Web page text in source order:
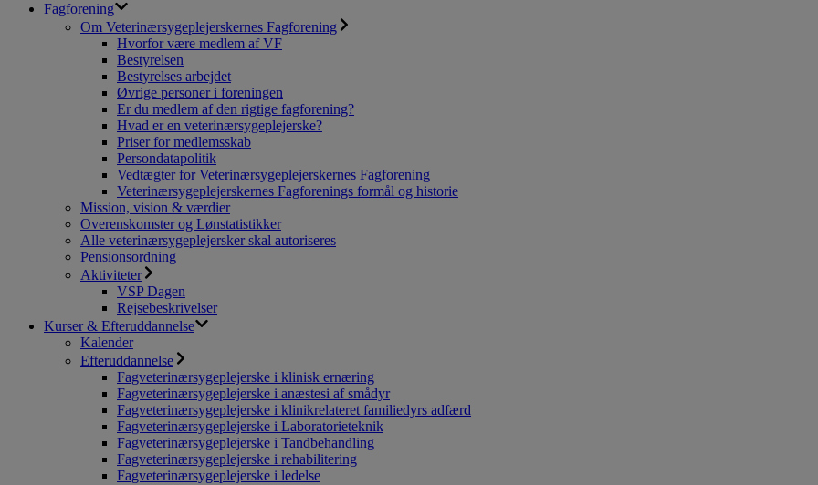
Fagforening
Om Veterinærsygeplejerskernes Fagforening
Hvorfor være medlem af VF
Bestyrelsen
Bestyrelses arbejdet
Øvrige personer i foreningen
Er du medlem af den rigtige fagforening?
Hvad er en veterinærsygeplejerske?
Priser for medlemsskab
Persondatapolitik
Vedtægter for Veterinærsygeplejerskernes Fagforening
Veterinærsygeplejerskernes Fagforenings formål og historie
Mission, vision & værdier
Overenskomster og Lønstatistikker
Alle veterinærsygeplejersker skal autoriseres
Pensionsordning
Aktiviteter
VSP Dagen
Rejsebeskrivelser
Kurser & Efteruddannelse
Kalender
Efteruddannelse
Fagveterinærsygeplejerske i klinisk ernæring
Fagveterinærsygeplejerske i anæstesi af smådyr
Fagveterinærsygeplejerske i klinikrelateret familiedyrs adfærd
Fagveterinærsygeplejerske i Laboratorieteknik
Fagveterinærsygeplejerske i Tandbehandling
Fagveterinærsygeplejerske i rehabilitering
Fagveterinærsygeplejerske i ledelse